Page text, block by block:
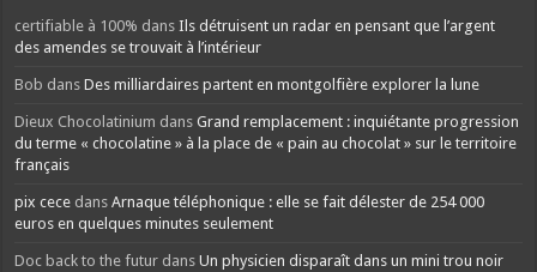
certifiable à 100% dansIls détruisent un radar en pensant que l’argent
des amendes se trouvait à l’intérieur
Bob dansDes milliardaires partent en montgolfière explorer la lune
Dieux Chocolatinium dansGrand remplacement : inquiétante progression
du terme « chocolatine » à la place de « pain au chocolat » sur le territoire
français
pix cece dansArnaque téléphonique : elle se fait délester de 254 000
euros en quelques minutes seulement
Doc back to the futur dansUn physicien disparaît dans un mini trou noir